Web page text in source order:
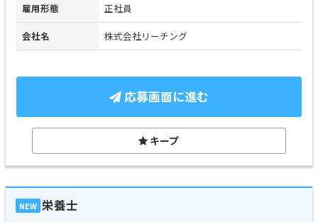
雇用形態 正社員
会社名 株式会社リーチング
応募画面に進む
キープ
NEW 栄養士